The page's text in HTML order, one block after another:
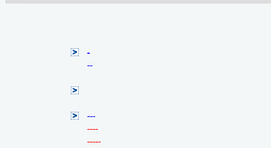
-
--
---
----
-----